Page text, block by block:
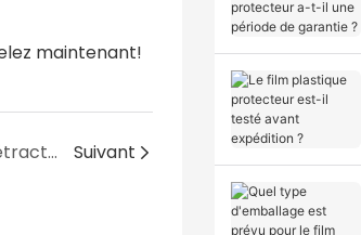
maintenant!
Lin-Yang fournit-il EXW pour le film rétractable ? Suivant